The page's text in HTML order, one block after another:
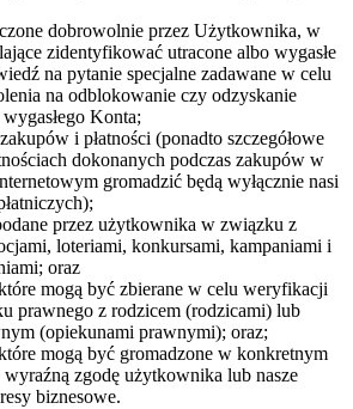
dobrowolnie przez Użytkownika, w
zidentyfikować utracone albo wygasłe
na pytanie specjalne zadawane w celu
na odblokowanie czy odzyskanie
Konta;
i płatności (ponadto szczegółowe
dokonanych podczas zakupów w
gromadzić będą wyłącznie nasi
przez użytkownika w związku z
loteriami, konkursami, kampaniami i
oraz
mogą być zbierane w celu weryfikacji
prawnego z rodzicem (rodzicami) lub
(opiekunami prawnymi); oraz;
mogą być gromadzone w konkretnym
zgodę użytkownika lub nasze
biznesowe.